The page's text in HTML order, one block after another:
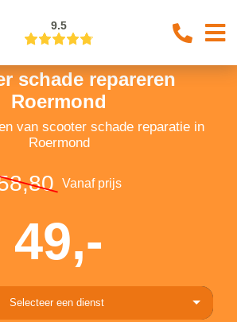
9.5
schade repareren
Roermond
van scooter schade reparatie in
Roermond
Vanaf prijs
49,-
Selecteer een dienst